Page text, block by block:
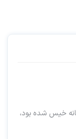
خیس شده بود،